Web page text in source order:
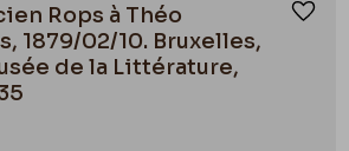
Rops à Théo
1879/02/10. Bruxelles,
de la Littérature,